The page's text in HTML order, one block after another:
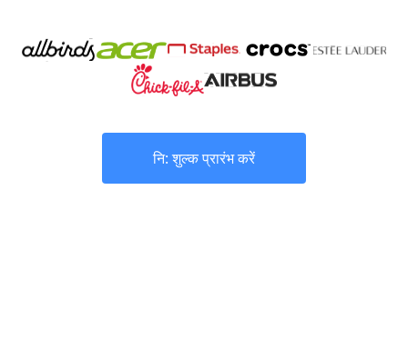
नि: शुल्क प्रारंभ करें